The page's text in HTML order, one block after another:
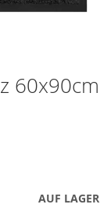
60x90cm
AUF LAGER